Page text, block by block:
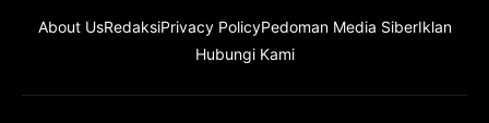
About UsRedaksiPrivacy PolicyPedoman Media SiberIklan
Hubungi Kami